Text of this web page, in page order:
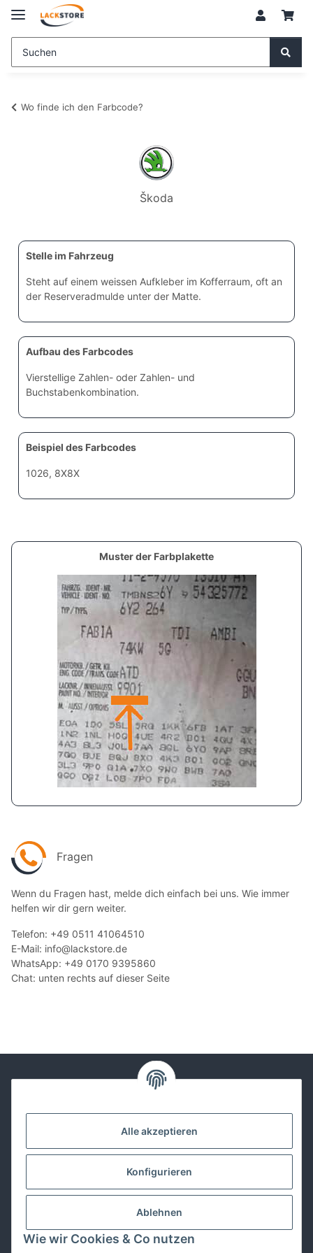
Alle akzeptieren
Konfigurieren
Ablehnen
Wie wir Cookies & Co nutzen
Wo finde ich den Farbcode?
Škoda
Stelle im Fahrzeug
Steht auf einem weissen Aufkleber im Kofferraum, oft an
der Reserveradmulde unter der Matte.
Aufbau des Farbcodes
Vierstellige Zahlen- oder Zahlen- und
Buchstabenkombination.
Beispiel des Farbcodes
1026, 8X8X
Muster der Farbplakette
Fragen
Wenn du Fragen hast, melde dich einfach bei uns. Wie immer
helfen wir dir gern weiter.
Telefon: +49 0511 41064510
E-Mail: info@lackstore.de
WhatsApp: +49 0170 9395860
Chat: unten rechts auf dieser Seite